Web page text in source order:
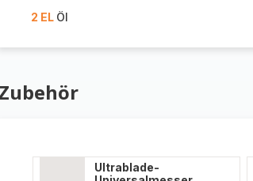
2 EL Öl
Ultrablade-